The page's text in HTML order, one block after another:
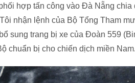
hợp tấn công vào Đà Nẵng
nhận lệnh của Bộ Tổng Tham
sung trang bị xe của Đoàn 559
chuẩn bị cho chiến dịch miền Nam.